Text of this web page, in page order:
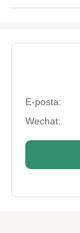
Height:
Certification:
Warranty:
Surface
Protection:
E-posta:
Wechat: